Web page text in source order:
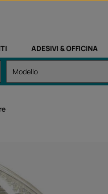
ADESIVI & OFFICINA